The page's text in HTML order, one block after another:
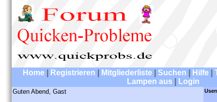
Home Registrieren Mitgliederliste Suchen Hilfe
Lampen aus
Login
Guten Abend, Gast